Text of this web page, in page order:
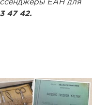
ЕАН для
47 42.